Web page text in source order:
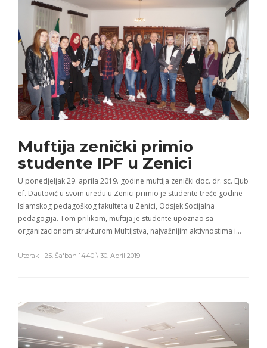
Muftija zenički primio
studente IPF u Zenici
U ponedjeljak 29. aprila 2019. godine muftija zenički doc. dr. sc. Ejub
ef. Dautović u svom uredu u Zenici primio je studente treće godine
Islamskog pedagoškog fakulteta u Zenici, Odsjek Socijalna
pedagogija. Tom prilikom, muftija je studente upoznao sa
organizacionom strukturom Muftijstva, najvažnijim aktivnostima i…
Utorak | 25. Ša'ban 1440 \ 30. April 2019